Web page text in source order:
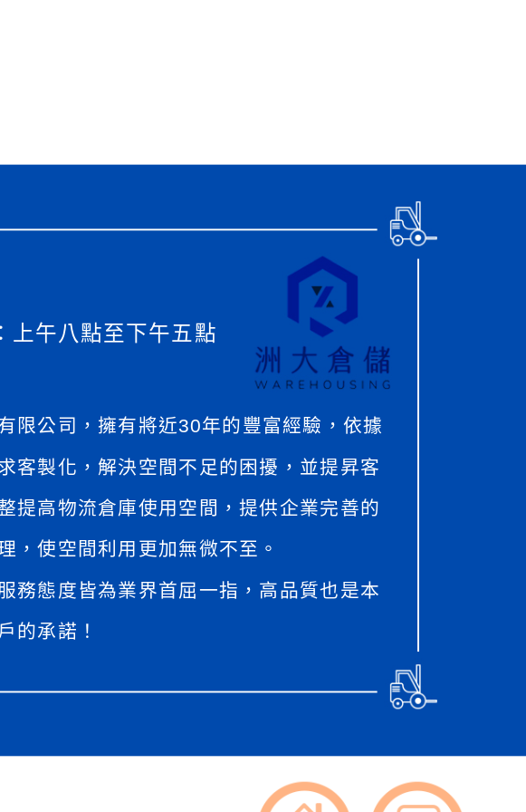
上午八點至下午五點
限公司，擁有將近30年的豐富經驗，依據
客製化，解決空間不足的困擾，並提昇客
提高物流倉庫使用空間，提供企業完善的
，使空間利用更加無微不至。
務態度皆為業界首屈一指，高品質也是本
的承諾！